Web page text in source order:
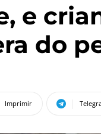
e
do
Imprimir